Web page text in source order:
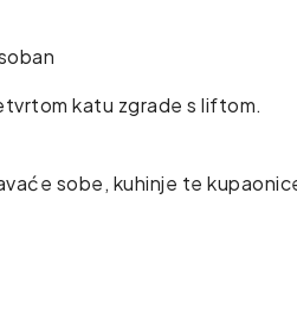
katu zgrade s liftom.
sobe, kuhinje te